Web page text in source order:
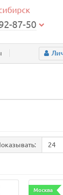
87-50
Москва